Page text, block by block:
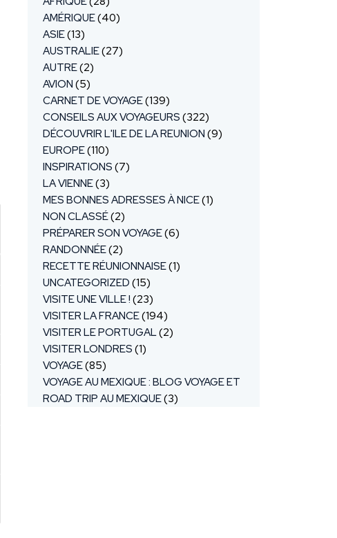
AMÉRIQUE(40)
ASIE(13)
AUSTRALIE(27)
AUTRE(2)
AVION (5)
CARNET DE VOYAGE(139)
CONSEILS AUX VOYAGEURS (322)
DÉCOUVRIR L'ILE DE LA REUNION (9)
EUROPE(110)
INSPIRATIONS (7)
LA VIENNE(3)
MES BONNES ADRESSES À NICE(1)
NON CLASSÉ(2)
PRÉPARER SON VOYAGE(6)
RANDONNÉE(2)
RECETTE RÉUNIONNAISE(1)
UNCATEGORIZED (15)
VISITE UNE VILLE ! (23)
VISITER LA FRANCE(194)
VISITER LE PORTUGAL(2)
VISITER LONDRES (1)
VOYAGE(85)
VOYAGE AU MEXIQUE : BLOG VOYAGE ET
ROAD TRIP AU MEXIQUE(3)